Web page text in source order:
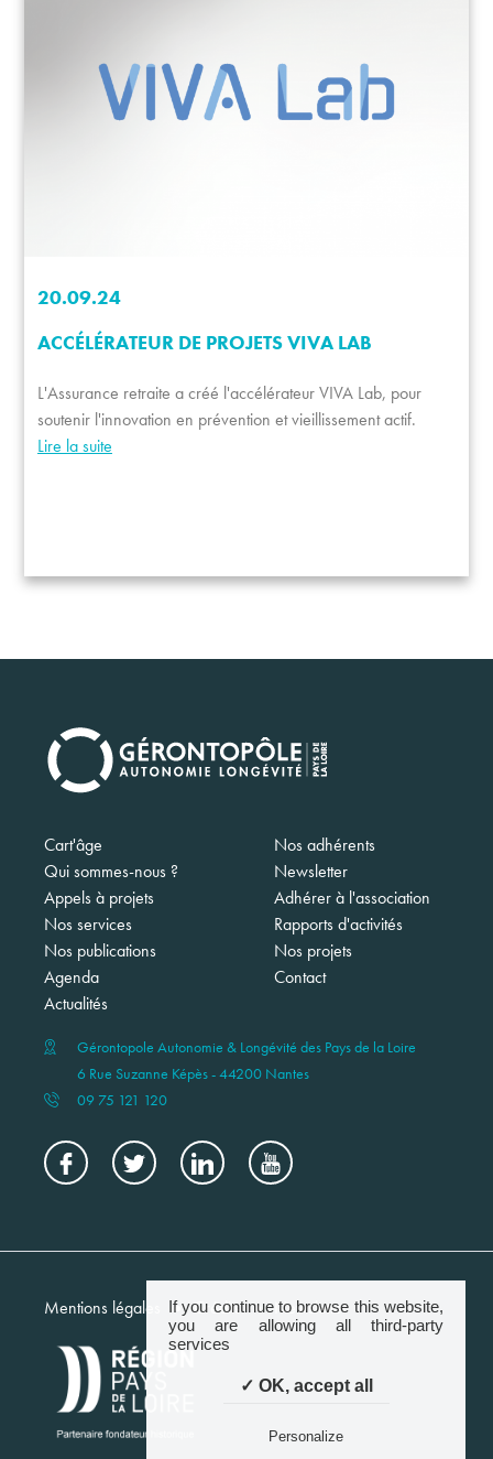
20.09.24
ACCÉLÉRATEUR DE PROJETS VIVA LAB
L'Assurance retraite a créé l'accélérateur VIVA Lab, pour
soutenir l'innovation en prévention et vieillissement actif.
Lire la suite
Navigation
principale
Cart'âge
Qui sommes-nous ?
Appels à projets
Nos services
Nos publications
Agenda
Actualités
Nos adhérents
Newsletter
Adhérer à l'association
Rapports d'activités
Nos projets
Contact
Gérontopole Autonomie & Longévité des Pays de la Loire
6 Rue Suzanne Képès - 44200 Nantes
09 75 121 120
Mentions légales CréditsMenu
footerNewsletter
If you continue to browse this website,
you are allowing all third-party
services
✓ OK, accept all
Personalize